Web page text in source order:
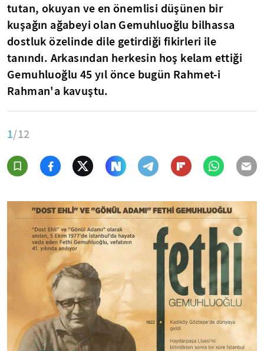
tutan, okuyan ve en önemlisi düşünen bir
kuşağın ağabeyi olan Gemuhluoğlu bilhassa
dostluk özelinde dile getirdiği fikirleri ile
tanındı. Arkasından herkesin hoş kelam ettiği
Gemuhluoğlu 45 yıl önce bugün Rahmet-i
Rahman'a kavuştu.
1/12